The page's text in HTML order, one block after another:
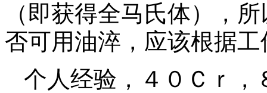
（即获得全马氏体），
否可用油淬，应该根据
个人经验，４０Ｃｒ，